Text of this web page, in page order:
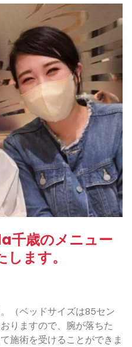
千歳のメニュー
ます。
（ベッドサイズは85セン
りますので、腕が落ちた
施術を受けることができま